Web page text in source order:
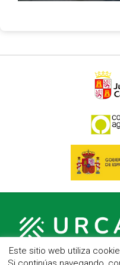
Este sitio web utiliza